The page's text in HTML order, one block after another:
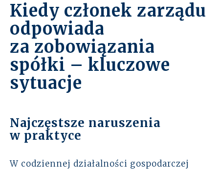
Kiedy członek zarządu
odpowiada
za zobowiązania
spółki – kluczowe
sytuacje
Najczęstsze naruszenia
w praktyce
W codziennej działalności gospodarczej